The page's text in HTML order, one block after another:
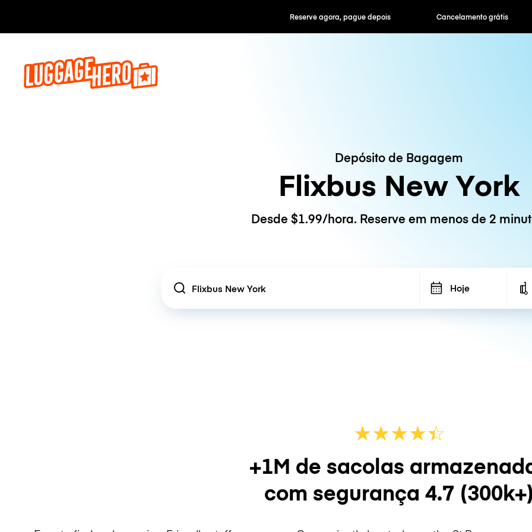
Reserve agora, pague depois Cancelamento grátis Tarifas
Depósito de Bagagem
Flixbus New York
Desde $1.99/hora. Reserve em menos de 2
Location Hoje
★★★★☆
★
+1M de sacolas
com segurança 4.7 (300k+)